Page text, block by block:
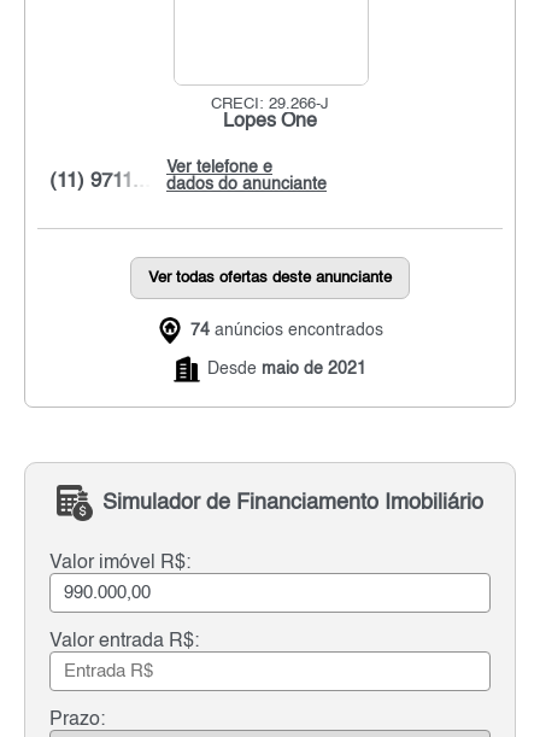
CRECI: 29.266-J
Lopes One
Ver telefone e
dados do anunciante
(11) 9711...
Ver todas ofertas deste anunciante
74 anúncios encontrados
Desde maio de 2021
Simulador de Financiamento Imobiliário
Valor imóvel R$:
Valor entrada R$:
Prazo: